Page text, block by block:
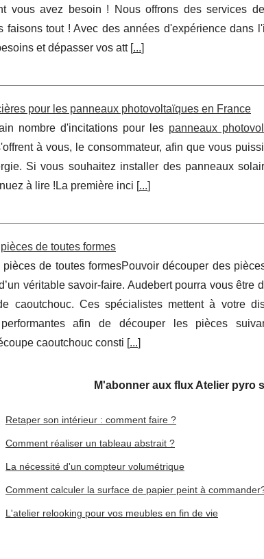
vous avez besoin ! Nous offrons des services
faisons tout ! Avec des années d'expérience dans
et dépasser vos att [...]
pour les panneaux photovoltaïques en France
nombre d'incitations pour les panneaux
à vous, le consommateur, afin que vous
Si vous souhaitez installer des panneaux
à lire !La première inci [...]
de toutes formes
pièces de toutes formesPouvoir découper des
véritable savoir-faire. Audebert pourra vous être
caoutchouc. Ces spécialistes mettent à votre
afin de découper les pièces
caoutchouc consti [...]
M'abonner aux flux Atelier pyro
Retaper son intérieur : comment faire ?
Comment réaliser un tableau abstrait ?
La nécessité d'un compteur volumétrique
Comment calculer la surface de papier peint à
L'atelier relooking pour vos meubles en fin de vie